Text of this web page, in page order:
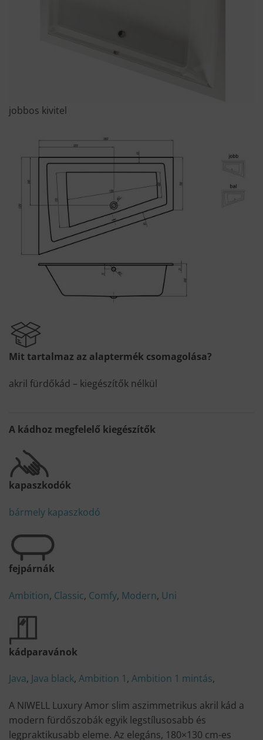
jobbos kivitel
Mit tartalmaz az alaptermék csomagolása?
akril fürdőkád – kiegészítők nélkül
A kádhoz megfelelő kiegészítők
kapaszkodók
bármely kapaszkodó
fejpárnák
Ambition, Classic, Comfy, Modern, Uni
kádparavánok
Java, Java black, Ambition 1, Ambition 1 mintás,
A NIWELL Luxury Amor slim aszimmetrikus akril kád a
modern fürdőszobák egyik legstílusosabb és
legpraktikusabb eleme. Az elegáns, 180×130 cm-es